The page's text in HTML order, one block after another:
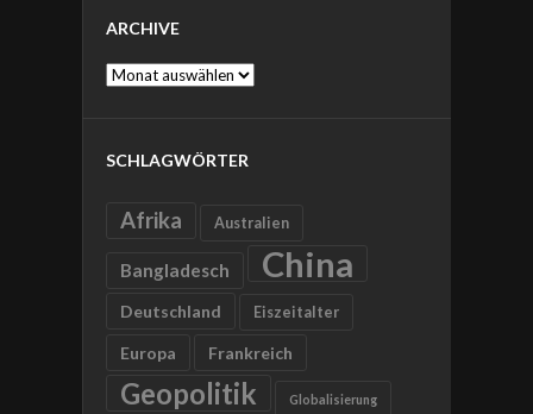
ARCHIVE
Archive
SCHLAGWÖRTER
Afrika Australien
Bangladesch China
Deutschland Eiszeitalter
Europa Frankreich
Geopolitik Globalisierung